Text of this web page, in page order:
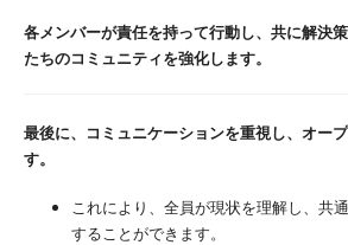
各メンバーが責任を持って行動し、共に解決
たちのコミュニティを強化します。
最後に、コミュニケーションを重視し、オー
す。
これにより、全員が現状を理解し、共
することができます。